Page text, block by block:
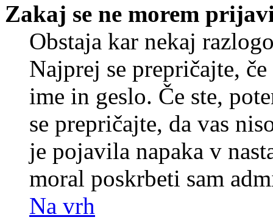
Zakaj se ne morem
Obstaja kar nekaj
Najprej se prepričajte,
ime in geslo. Če ste,
se prepričajte, da vas
je pojavila napaka v
moral poskrbeti sam
Na vrh